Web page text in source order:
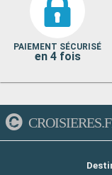
PAIEMENT SÉCURISÉ
en 4 fois